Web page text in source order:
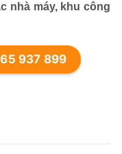
nhà máy, khu công
937 899